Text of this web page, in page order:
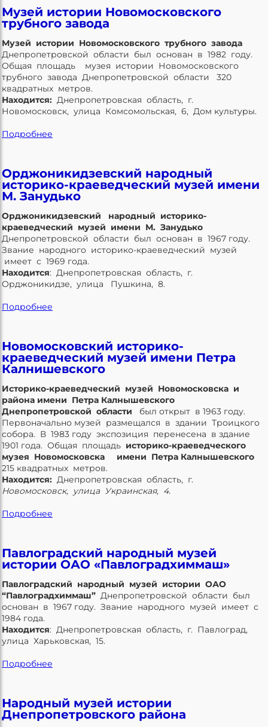
Музей истории Новомосковского
трубного завода
Музей истории Новомосковского трубного завода
Днепропетровской области был основан в 1982 году.
Общая площадь музея истории Новомосковского
трубного завода Днепропетровской области 320
квадратных метров.
Находится: Днепропетровская область, г.
Новомосковск, улица Комсомольская, 6, Дом культуры.
Подробнее
Орджоникидзевский народный
историко-краеведческий музей имени
М. Занудько
Орджоникидзевский народный историко-
краеведческий музей имени М. Занудько
Днепропетровской области был основан в 1967 году.
Звание народного историко-краеведческий музей
имеет с 1969 года.
Находится: Днепропетровская область, г.
Орджоникидзе, улица Пушкина, 8.
Подробнее
Новомосковский историко-
краеведческий музей имени Петра
Калнишевского
Историко-краеведческий музей Новомосковска и
района имени Петра Калнышевского
Днепропетровской области
был открыт в 1963 году.
Первоначально музей размещался в здании Троицкого
собора. В 1983 году экспозиция перенесена в здание
1901 года. Общая площадь историко-краеведческого
музея Новомосковска
имени Петра Калнышевского
215 квадратных метров.
Находится: Днепропетровская область, г.
Новомосковск, улица Украинская, 4.
Подробнее
Павлоградский народный музей
истории ОАО «Павлоградхиммаш»
Павлоградский народный музей истории ОАО
“Павлоградхиммаш” Днепропетровской области был
основан в 1967 году. Звание народного музей имеет с
1984 года.
Находится: Днепропетровская область, г. Павлоград,
улица Харьковская, 15.
Подробнее
Народный музей истории
Днепропетровского района